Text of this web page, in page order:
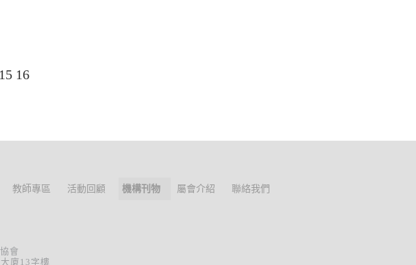
15 16
教師專區 活動回顧 機構刊物 屬會介紹 聯絡我們
會
廈13字樓